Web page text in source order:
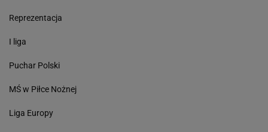
Reprezentacja
I liga
Puchar Polski
MŚ w Piłce Nożnej
Liga Europy